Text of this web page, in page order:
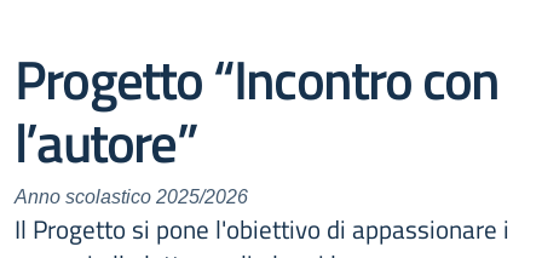
Progetto “Incontro con
l’autore”
Anno scolastico 2025/2026
Il Progetto si pone l'obiettivo di appassionare i